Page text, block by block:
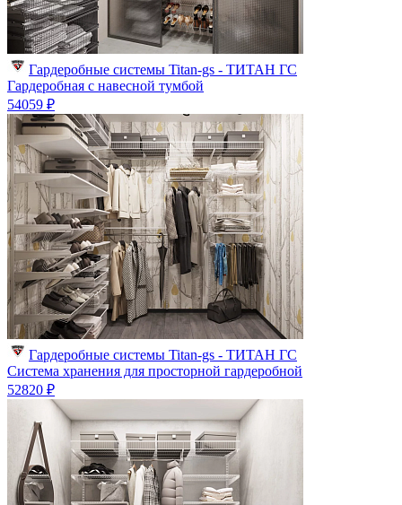
Гардеробные системы Titan-gs - ТИТАН ГС
Гардеробная с навесной тумбой
54059 ₽
Гардеробные системы Titan-gs - ТИТАН ГС
Система хранения для просторной гардеробной
52820 ₽